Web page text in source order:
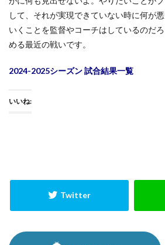
して、それが実現できていない時に何が
いくことを監督やコーチはしているのだ
める最近の戦いです。
2024-2025シーズン 試合結果一覧
いいね: